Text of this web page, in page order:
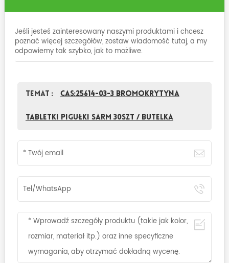
Jeśli jesteś zainteresowany naszymi produktami i chcesz
poznać więcej szczegółów, zostaw wiadomość tutaj, a my
odpowiemy tak szybko, jak to możliwe.
Temat : CAS:25614-03-3 Bromokrytyna
Tabletki Pigułki Sarm 30szt / butelka